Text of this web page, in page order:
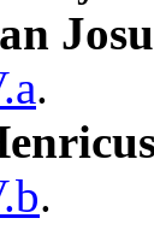
.
.